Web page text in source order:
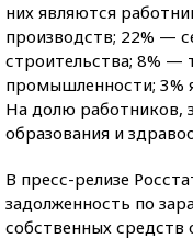
них являются
производств; 22% —
строительства; 8%
промышленности; 3%
На долю работников,
образования и
В пресс-релизе
задолженность по
собственных средств